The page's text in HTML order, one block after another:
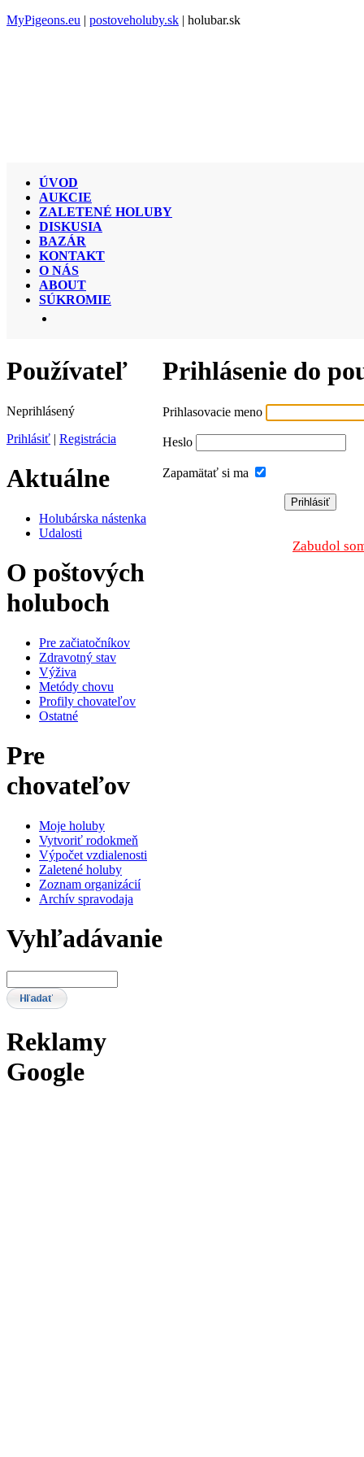
MyPigeons.eu | postoveholuby.sk | holubar.sk
ÚVOD
AUKCIE
ZALETENÉ HOLUBY
DISKUSIA
BAZÁR
KONTAKT
O NÁS
ABOUT
SÚKROMIE
Používateľ
Neprihlásený
Prihlásiť | Registrácia
Aktuálne
Holubárska nástenka
Udalosti
O poštových
holuboch
Pre začiatočníkov
Zdravotný stav
Výživa
Metódy chovu
Profily chovateľov
Ostatné
Pre
chovateľov
Moje holuby
Vytvoriť rodokmeň
Výpočet vzdialenosti
Zaletené holuby
Zoznam organizácií
Archív spravodaja
Vyhľadávanie
Reklamy
Google
Prihlásenie do
Prihlasovacie meno
Heslo
Zapamätať si ma
Zabudol